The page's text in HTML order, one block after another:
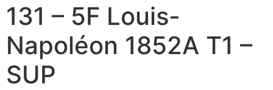
131 – 5F Louis-
Napoléon 1852A T1 –
SUP